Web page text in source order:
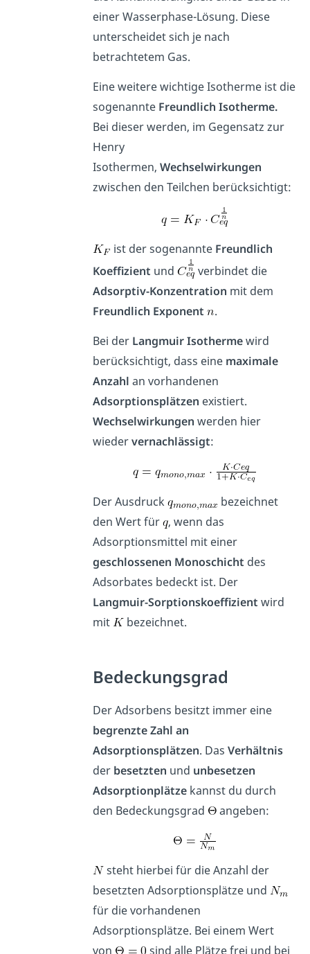
einer Wasserphase-Lösung. Diese
unterscheidet sich je nach
betrachtetem Gas.
Eine weitere wichtige Isotherme ist die
sogenannte Freundlich Isotherme.
Bei dieser werden, im Gegensatz zur
Henry
Isothermen,Wechselwirkungen
zwischen den Teilchen berücksichtigt:
ist der sogenannte Freundlich
Koeffizient und
verbindet die
Adsorptiv-Konzentration mit dem
Freundlich Exponent
.
Bei der Langmuir Isothermewird
berücksichtigt, dass eine maximale
Anzahl an vorhandenen
Adsorptionsplätzen existiert.
Wechselwirkungen werden hier
wiedervernachlässigt:
Der Ausdruck
bezeichnet
den Wert für , wenn das
Adsorptionsmittel mit einer
geschlossenen Monoschicht des
Adsorbates bedeckt ist. Der
Langmuir-Sorptionskoeffizient wird
mit
bezeichnet.
Bedeckungsgrad
Der Adsorbens besitzt immer eine
begrenzte Zahl an
Adsorptionsplätzen. DasVerhältnis
der besetzten und unbesetzen
Adsorptionplätze kannst du durch
den Bedeckungsgrad
angeben:
steht hierbei für die Anzahl der
besetzten Adsorptionsplätze und
für die vorhandenen
Adsorptionsplätze. Bei einem Wert
von
sind alle Plätze frei und bei